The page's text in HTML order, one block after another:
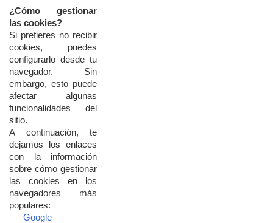
¿Cómo gestionar
las cookies?
Si prefieres no recibir
cookies, puedes
configurarlo desde tu
navegador. Sin
embargo, esto puede
afectar algunas
funcionalidades del
sitio.
A continuación, te
dejamos los enlaces
con la información
sobre cómo gestionar
las cookies en los
navegadores más
populares:
Google